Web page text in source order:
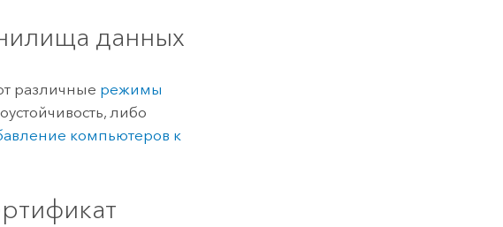
данных
различные режимы
либо
компьютеров к